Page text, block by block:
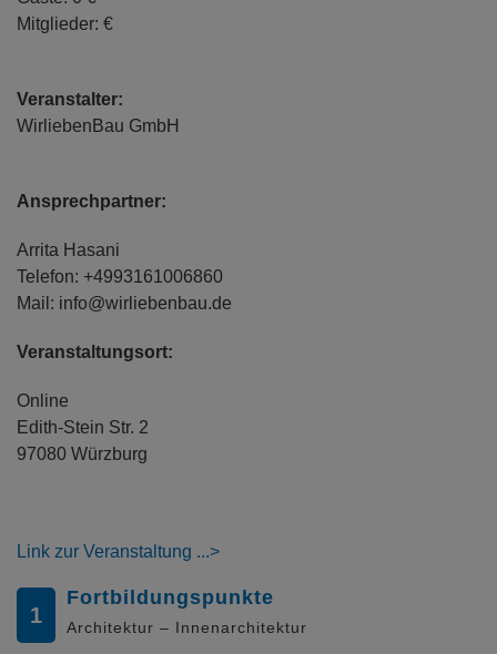
Mitglieder: €
Veranstalter:
WirliebenBau GmbH
Ansprechpartner:
Arrita Hasani
Telefon: +4993161006860
Mail: info@wirliebenbau.de
Veranstaltungsort:
Online
Edith-Stein Str. 2
97080 Würzburg
Link zur Veranstaltung
1
Fortbildungspunkte
Architektur – Innenarchitektur